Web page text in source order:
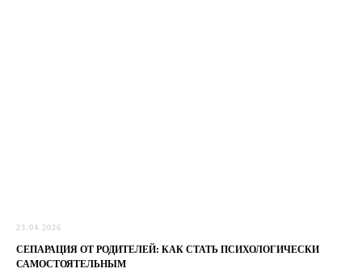
23.04.2026
СЕПАРАЦИЯ ОТ РОДИТЕЛЕЙ: КАК СТАТЬ ПСИХОЛОГИЧЕСКИ
САМОСТОЯТЕЛЬНЫМ